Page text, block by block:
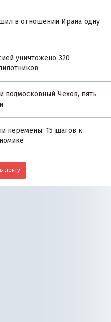
в отношении Ирана одну
уничтожено 320
подмосковный Чехов, пять
перемены: 15 шагов к
ленту